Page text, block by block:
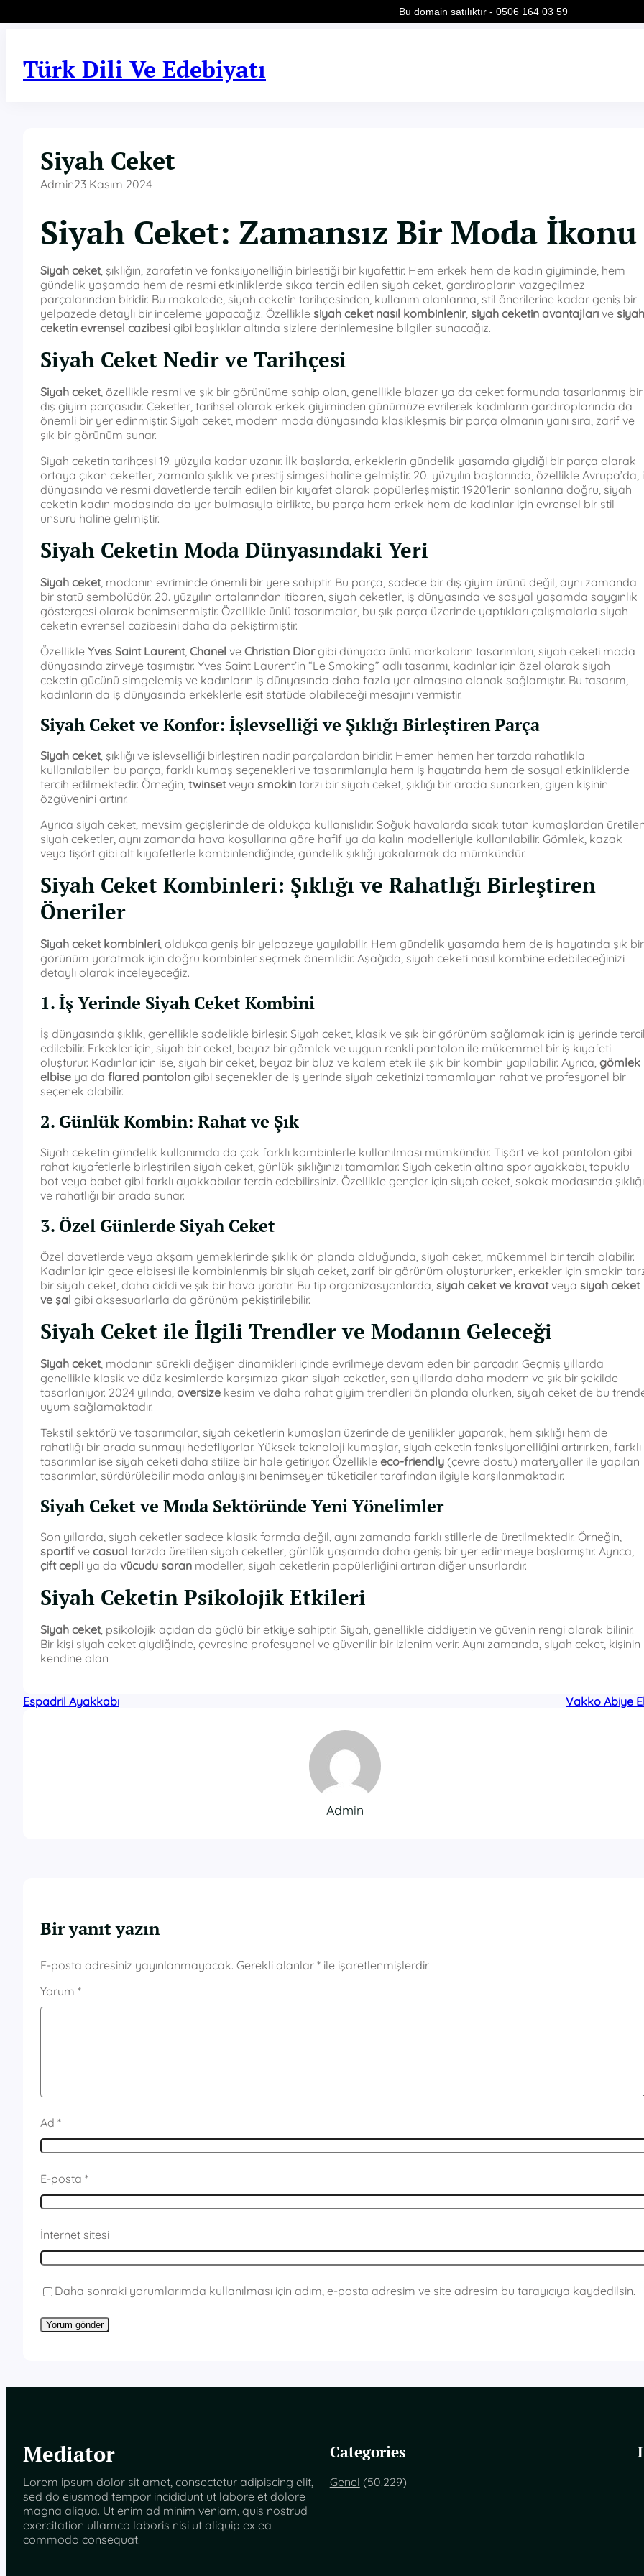
Türk Dili Ve Edebiyatı
Siyah Ceket
Admin23 Kasım 2024
Siyah Ceket: Zamansız Bir Moda İkonu
Siyah ceket, şıklığın, zarafetin ve fonksiyonelliğin birleştiği bir kıyafettir. Hem erkek hem de kadın giyiminde, hem
gündelik yaşamda hem de resmi etkinliklerde sıkça tercih edilen siyah ceket, gardıropların vazgeçilmez
parçalarından biridir. Bu makalede, siyah ceketin tarihçesinden, kullanım alanlarına, stil önerilerine kadar geniş bir
yelpazede detaylı bir inceleme yapacağız. Özellikle siyah ceket nasıl kombinlenir, siyah ceketin avantajları ve siyah
ceketin evrensel cazibesi gibi başlıklar altında sizlere derinlemesine bilgiler sunacağız.
Siyah Ceket Nedir ve Tarihçesi
Siyah ceket, özellikle resmi ve şık bir görünüme sahip olan, genellikle blazer ya da ceket formunda tasarlanmış bir
dış giyim parçasıdır. Ceketler, tarihsel olarak erkek giyiminden günümüze evrilerek kadınların gardıroplarında da
önemli bir yer edinmiştir. Siyah ceket, modern moda dünyasında klasikleşmiş bir parça olmanın yanı sıra, zarif ve
şık bir görünüm sunar.
Siyah ceketin tarihçesi 19. yüzyıla kadar uzanır. İlk başlarda, erkeklerin gündelik yaşamda giydiği bir parça olarak
ortaya çıkan ceketler, zamanla şıklık ve prestij simgesi haline gelmiştir. 20. yüzyılın başlarında, özellikle Avrupa’da,
dünyasında ve resmi davetlerde tercih edilen bir kıyafet olarak popülerleşmiştir. 1920’lerin sonlarına doğru, siyah
ceketin kadın modasında da yer bulmasıyla birlikte, bu parça hem erkek hem de kadınlar için evrensel bir stil
unsuru haline gelmiştir.
Siyah Ceketin Moda Dünyasındaki Yeri
Siyah ceket, modanın evriminde önemli bir yere sahiptir. Bu parça, sadece bir dış giyim ürünü değil, aynı zamanda
bir statü sembolüdür. 20. yüzyılın ortalarından itibaren, siyah ceketler, iş dünyasında ve sosyal yaşamda saygınlık
göstergesi olarak benimsenmiştir. Özellikle ünlü tasarımcılar, bu şık parça üzerinde yaptıkları çalışmalarla siyah
ceketin evrensel cazibesini daha da pekiştirmiştir.
Özellikle Yves Saint Laurent, Chanel ve Christian Diorgibi dünyaca ünlü markaların tasarımları, siyah ceketi moda
dünyasında zirveye taşımıştır. Yves Saint Laurent’in “Le Smoking” adlı tasarımı, kadınlar için özel olarak siyah
ceketin gücünü simgelemiş ve kadınların iş dünyasında daha fazla yer almasına olanak sağlamıştır. Bu tasarım,
kadınların da iş dünyasında erkeklerle eşit statüde olabileceği mesajını vermiştir.
Siyah Ceket ve Konfor: İşlevselliği ve Şıklığı Birleştiren Parça
Siyah ceket, şıklığı ve işlevselliği birleştiren nadir parçalardan biridir. Hemen hemen her tarzda rahatlıkla
kullanılabilen bu parça, farklı kumaş seçenekleri ve tasarımlarıyla hem iş hayatında hem de sosyal etkinliklerde
tercih edilmektedir. Örneğin, twinsetveya smokin tarzı bir siyah ceket, şıklığı bir arada sunarken, giyen kişinin
özgüvenini artırır.
Ayrıca siyah ceket, mevsim geçişlerinde de oldukça kullanışlıdır. Soğuk havalarda sıcak tutan kumaşlardan
siyah ceketler, aynı zamanda hava koşullarına göre hafif ya da kalın modelleriyle kullanılabilir. Gömlek, kazak
veya tişört gibi alt kıyafetlerle kombinlendiğinde, gündelik şıklığı yakalamak da mümkündür.
Siyah Ceket Kombinleri: Şıklığı ve Rahatlığı Birleştiren
Öneriler
Siyah ceket kombinleri, oldukça geniş bir yelpazeye yayılabilir. Hem gündelik yaşamda hem de iş hayatında şık bir
görünüm yaratmak için doğru kombinler seçmek önemlidir. Aşağıda, siyah ceketi nasıl kombine edebileceğinizi
detaylı olarak inceleyeceğiz.
1. İş Yerinde Siyah Ceket Kombini
İş dünyasında şıklık, genellikle sadelikle birleşir. Siyah ceket, klasik ve şık bir görünüm sağlamak için iş yerinde
edilebilir. Erkekler için, siyah bir ceket, beyaz bir gömlek ve uygun renkli pantolon ile mükemmel bir iş kıyafeti
oluşturur. Kadınlar için ise, siyah bir ceket, beyaz bir bluz ve kalem etek ile şık bir kombin yapılabilir. Ayrıca, gömlek
elbise ya da flared pantolon gibi seçenekler de iş yerinde siyah ceketinizi tamamlayan rahat ve profesyonel bir
seçenek olabilir.
2. Günlük Kombin: Rahat ve Şık
Siyah ceketin gündelik kullanımda da çok farklı kombinlerle kullanılması mümkündür. Tişört ve kot pantolon gibi
rahat kıyafetlerle birleştirilen siyah ceket, günlük şıklığınızı tamamlar. Siyah ceketin altına spor ayakkabı, topuklu
bot veya babet gibi farklı ayakkabılar tercih edebilirsiniz. Özellikle gençler için siyah ceket, sokak modasında şıklığı
ve rahatlığı bir arada sunar.
3. Özel Günlerde Siyah Ceket
Özel davetlerde veya akşam yemeklerinde şıklık ön planda olduğunda, siyah ceket, mükemmel bir tercih olabilir.
Kadınlar için gece elbisesi ile kombinlenmiş bir siyah ceket, zarif bir görünüm oluştururken, erkekler için smokin
bir siyah ceket, daha ciddi ve şık bir hava yaratır. Bu tip organizasyonlarda, siyah ceket ve kravatveya siyah ceket
ve şal gibi aksesuarlarla da görünüm pekiştirilebilir.
Siyah Ceket ile İlgili Trendler ve Modanın Geleceği
Siyah ceket, modanın sürekli değişen dinamikleri içinde evrilmeye devam eden bir parçadır. Geçmiş yıllarda
genellikle klasik ve düz kesimlerde karşımıza çıkan siyah ceketler, son yıllarda daha modern ve şık bir şekilde
tasarlanıyor. 2024 yılında, oversize kesim ve daha rahat giyim trendleri ön planda olurken, siyah ceket de bu
uyum sağlamaktadır.
Tekstil sektörü ve tasarımcılar, siyah ceketlerin kumaşları üzerinde de yenilikler yaparak, hem şıklığı hem de
rahatlığı bir arada sunmayı hedefliyorlar. Yüksek teknoloji kumaşlar, siyah ceketin fonksiyonelliğini artırırken, farklı
tasarımlar ise siyah ceketi daha stilize bir hale getiriyor. Özellikle eco-friendly (çevre dostu) materyaller ile yapılan
tasarımlar, sürdürülebilir moda anlayışını benimseyen tüketiciler tarafından ilgiyle karşılanmaktadır.
Siyah Ceket ve Moda Sektöründe Yeni Yönelimler
Son yıllarda, siyah ceketler sadece klasik formda değil, aynı zamanda farklı stillerle de üretilmektedir. Örneğin,
sportif ve casual tarzda üretilen siyah ceketler, günlük yaşamda daha geniş bir yer edinmeye başlamıştır. Ayrıca,
çift cepli ya da vücudu saran modeller, siyah ceketlerin popülerliğini artıran diğer unsurlardır.
Siyah Ceketin Psikolojik Etkileri
Siyah ceket, psikolojik açıdan da güçlü bir etkiye sahiptir. Siyah, genellikle ciddiyetin ve güvenin rengi olarak bilinir.
Bir kişi siyah ceket giydiğinde, çevresine profesyonel ve güvenilir bir izlenim verir. Aynı zamanda, siyah ceket, kişinin
kendine olan
Espadril Ayakkabı Vakko Abiye
Admin
Bir yanıt yazın
E-posta adresiniz yayınlanmayacak. Gerekli alanlar * ile işaretlenmişlerdir
Yorum *
Ad *
E-posta *
İnternet sitesi
Daha sonraki yorumlarımda kullanılması için adım, e-posta adresim ve site adresim bu tarayıcıya kaydedilsin.
Mediator
Lorem ipsum dolor sit amet, consectetur adipiscing elit,
sed do eiusmod tempor incididunt ut labore et dolore
magna aliqua. Ut enim ad minim veniam, quis nostrud
exercitation ullamco laboris nisi ut aliquip ex ea
commodo consequat.
Categories
Genel (50.229)
Bu domain satılıktır - 0506 164 03 59